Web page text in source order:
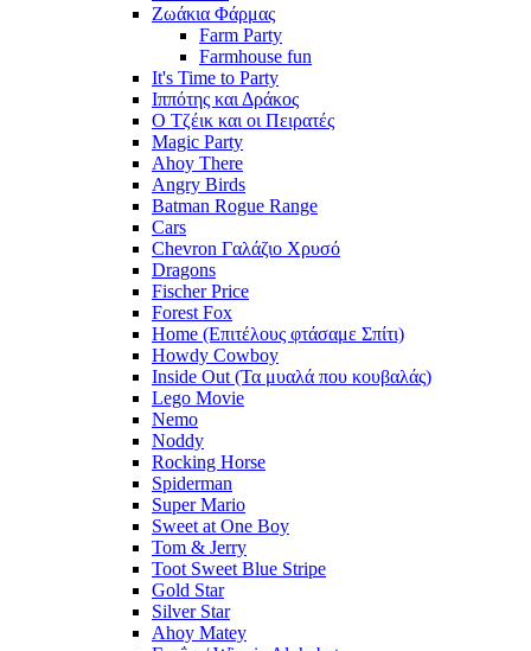
Ζωάκια Φάρμας
Farm Party
Farmhouse fun
It's Time to Party
Ιππότης και Δράκος
Ο Τζέικ και οι Πειρατές
Magic Party
Ahoy There
Angry Birds
Batman Rogue Range
Cars
Chevron Γαλάζιο Χρυσό
Dragons
Fischer Price
Forest Fox
Home (Επιτέλους φτάσαμε Σπίτι)
Howdy Cowboy
Inside Out (Τα μυαλά που κουβαλάς)
Lego Movie
Nemo
Noddy
Rocking Horse
Spiderman
Super Mario
Sweet at One Boy
Tom & Jerry
Toot Sweet Blue Stripe
Gold Star
Silver Star
Ahoy Matey